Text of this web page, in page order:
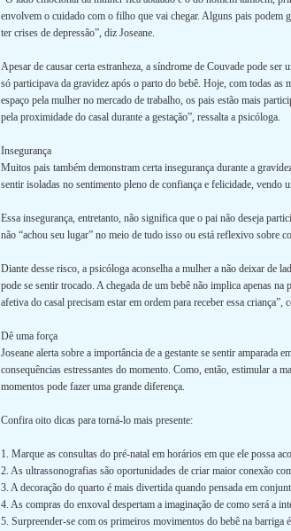
envolvem o cuidado com o filho que vai chegar. Alguns pais podem
ter crises de depressão”, diz Joseane.
Apesar de causar certa estranheza, a síndrome de Couvade pode
só participava da gravidez após o parto do bebê. Hoje, com todas as
espaço pela mulher no mercado de trabalho, os pais estão mais
pela proximidade do casal durante a gestação”, ressalta a psicóloga.
Insegurança
Muitos pais também demonstram certa insegurança durante a
sentir isoladas no sentimento pleno de confiança e felicidade, vendo
Essa insegurança, entretanto, não significa que o pai não deseja
não “achou seu lugar” no meio de tudo isso ou está reflexivo sobre
Diante desse risco, a psicóloga aconselha a mulher a não deixar de
pode se sentir trocado. A chegada de um bebê não implica apenas
afetiva do casal precisam estar em ordem para receber essa criança”,
Dê uma força
Joseane alerta sobre a importância de a gestante se sentir amparada
consequências estressantes do momento. Como, então, estimular a
momentos pode fazer uma grande diferença.
Confira oito dicas para torná-lo mais presente:
1. Marque as consultas do pré-natal em horários em que ele possa
2. As ultrassonografias são oportunidades de criar maior conexão
3. A decoração do quarto é mais divertida quando pensada em
4. As compras do enxoval despertam a imaginação de como será a
5. Surpreender-se com os primeiros movimentos do bebê na barriga